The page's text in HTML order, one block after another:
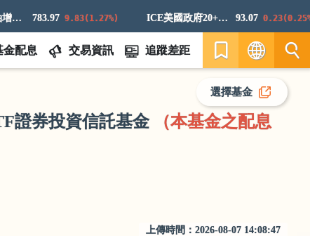
數 783.97 9.83(1.27%) ICE美國政府20+年期債券指數 93.07 0.23(0.25%)
金配息 交易資訊 追蹤差距
繁
EN
證券投資信託基金
（本基金之配息
選擇基金
上傳時間： 2026-08-07 14:08:47